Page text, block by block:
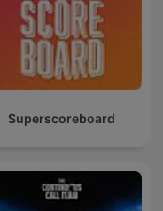
Superscoreboard